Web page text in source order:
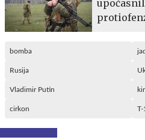
bomba
Rusija
Vladimir Putin
cirkon T-